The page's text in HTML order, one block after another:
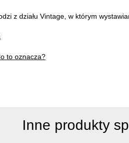
z działu Vintage, w którym
to oznacza?
Inne produkty